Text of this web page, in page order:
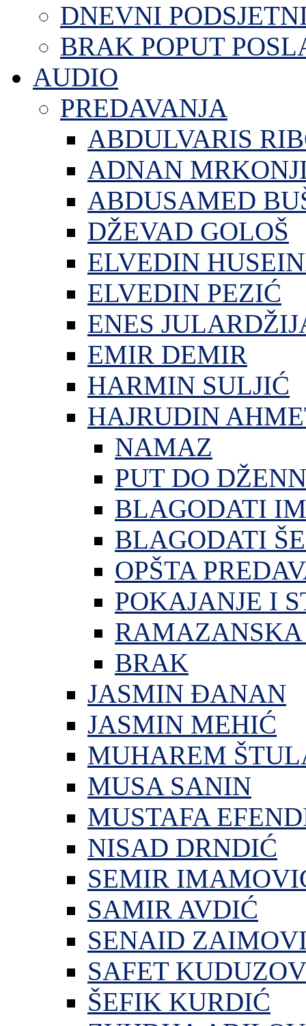
DNEVNI
BRAK POPUT
AUDIO
PREDAVANJA
ABDULVARIS
ADNAN
ABDUSAMED
DŽEVAD GOLOŠ
ELVEDIN
ELVEDIN PEZIĆ
ENES
EMIR DEMIR
HARMIN SULJIĆ
HAJRUDIN
NAMAZ
PUT DO
BLAGODATI
BLAGODATI
OPŠTA
POKAJANJE I
RAMAZANSKA
BRAK
JASMIN ĐANAN
JASMIN MEHIĆ
MUHAREM
MUSA SANIN
MUSTAFA
NISAD DRNDIĆ
SEMIR
SAMIR AVDIĆ
SENAID
SAFET
ŠEFIK KURDIĆ